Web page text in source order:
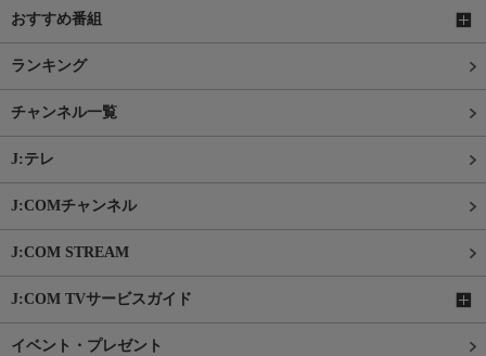
おすすめ番組
ランキング
チャンネル一覧
J:テレ
J:COMチャンネル
J:COM STREAM
J:COM TVサービスガイド
イベント・プレゼント